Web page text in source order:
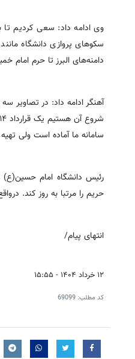
وی ادامه داد: سعی کردیم تا
سکوهای پروازی دانشگاه
دامنه‌های البرز تا حرم امام
آهنگر ادامه داد: در
شروع آن هستیم یک قرارداد ۱۴ ماهه است؛ البته
سامانه ما آماده است ولی
رئیس دانشگاه امام حسین(ع)
حریم را مرتبا به روز کند.
انتهای پیام/
۱۲ خرداد ۱۴۰۴ - ۱۵:۵۵
کد مطلب: 69099